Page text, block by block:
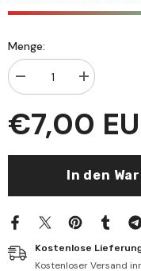
Menge:
verringern
Hediyyetül
Ebei
Ezvac
والأزواج
في
Menge
erhöhen
Hediyyetül
Ebei
Ezvac
Akaidi
هدية
والأزواج
في
€7,00
In den
Kostenlose
Kostenloser Versand